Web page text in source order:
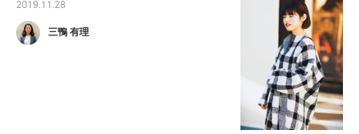
2019.11.28
三鴨 有理